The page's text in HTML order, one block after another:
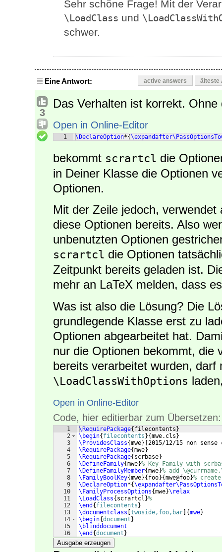
Sehr schöne Frage! Mit der
\LoadClass und
schwer.
Eine Antwort: active answers älteste
3
Das Verhalten ist korrekt. Ohne
Open in Online-Editor
1 \DeclareOption*{
bekommt scrartcl die
in Deiner Klasse die Optionen
Optionen.
Mit der Zeile jedoch,
diese Optionen bereits. Also
unbenutzten Optionen
scrartcl die Optionen
Zeitpunkt bereits geladen ist.
mehr an LaTeX melden, dass
Was ist also die Lösung? Die
grundlegende Klasse erst zu
Optionen abgearbeitet hat.
nur die Optionen bekommt, die
bereits verarbeitet wurden,
\LoadClassWithOptions
Open in Online-Editor
Code, hier editierbar zum Übersetzen:
1
2
3
4
5
6
7
8
9
10
11
12
13
14
15
16
\RequirePackage{ filecontents }
\begin{ filecontents }{mwe.cls }
\ProvidesClass{mwe} 2015/12/15 non sense
\RequirePackage{mwe}
\RequirePackage{ scrbase}
\DefineFamily{mwe}% Key Family with
\DefineFamilyMember{mwe}% add
\FamilyBoolKey{mwe}{ foo}{mwe@foo}%
\DeclareOption*{
\FamilyProcessOptions{mwe}\relax
\LoadClass{ scrartcl }%
\end { filecontents }
\documentclass twoside,foo,bar {mwe}
\begin{document }
\blinddocument
\end {document }
Ausgabe erzeugen